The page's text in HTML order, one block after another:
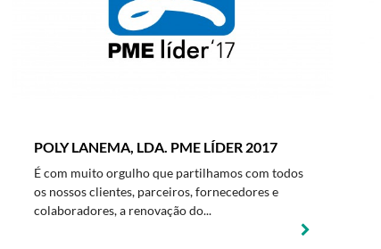
POLY LANEMA, LDA. PME LÍDER 2017
É com muito orgulho que partilhamos com todos
os nossos clientes, parceiros, fornecedores e
colaboradores, a renovação do...